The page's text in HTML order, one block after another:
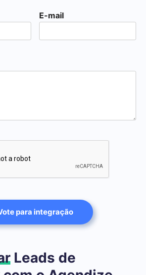
E-mail
para integração
Leads de